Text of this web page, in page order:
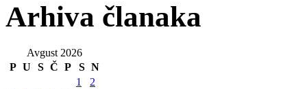
Arhiva članaka
Avgust 2026
P U S Č P S N
1
2